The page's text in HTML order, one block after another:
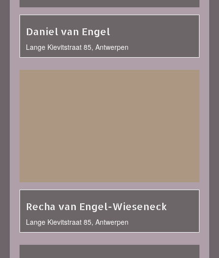
Daniel van Engel
Lange Kievitstraat 85, Antwerpen
Recha van Engel-Wieseneck
Lange Kievitstraat 85, Antwerpen